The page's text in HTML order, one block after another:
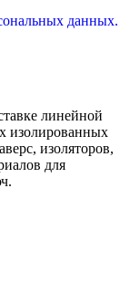
данных.
линейной
изолированных
изоляторов,
для